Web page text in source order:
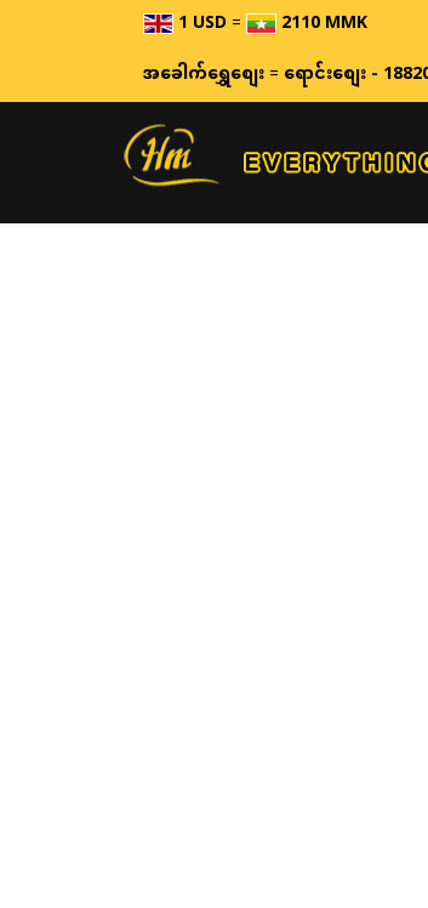
1 USD= 2110 MMK
အခေါက်ရွှေစျေး=ရောင်းစျေး -